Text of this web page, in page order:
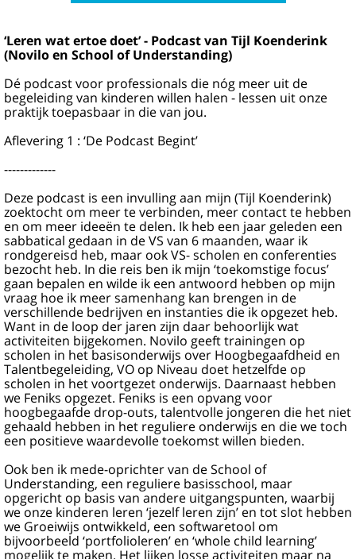
‘Leren wat ertoe doet’ - Podcast van Tijl Koenderink
(Novilo en School of Understanding)
Dé podcast voor professionals die nóg meer uit de
begeleiding van kinderen willen halen - lessen uit onze
praktijk toepasbaar in die van jou.
Aflevering 1 : ‘De Podcast Begint’
-------------
Deze podcast is een invulling aan mijn (Tijl Koenderink)
zoektocht om meer te verbinden, meer contact te hebben
en om meer ideeën te delen. Ik heb een jaar geleden een
sabbatical gedaan in de VS van 6 maanden, waar ik
rondgereisd heb, maar ook VS- scholen en conferenties
bezocht heb. In die reis ben ik mijn ‘toekomstige focus’
gaan bepalen en wilde ik een antwoord hebben op mijn
vraag hoe ik meer samenhang kan brengen in de
verschillende bedrijven en instanties die ik opgezet heb.
Want in de loop der jaren zijn daar behoorlijk wat
activiteiten bijgekomen. Novilo geeft trainingen op
scholen in het basisonderwijs over Hoogbegaafdheid en
Talentbegeleiding, VO op Niveau doet hetzelfde op
scholen in het voortgezet onderwijs. Daarnaast hebben
we Feniks opgezet. Feniks is een opvang voor
hoogbegaafde drop-outs, talentvolle jongeren die het niet
gehaald hebben in het reguliere onderwijs en die we toch
een positieve waardevolle toekomst willen bieden.
Ook ben ik mede-oprichter van de School of
Understanding, een reguliere basisschool, maar
opgericht op basis van andere uitgangspunten, waarbij
we onze kinderen leren ‘jezelf leren zijn’ en tot slot hebben
we Groeiwijs ontwikkeld, een softwaretool om
bijvoorbeeld ‘portfolioleren’ en ‘whole child learning’
mogelijk te maken. Het lijken losse activiteiten maar na